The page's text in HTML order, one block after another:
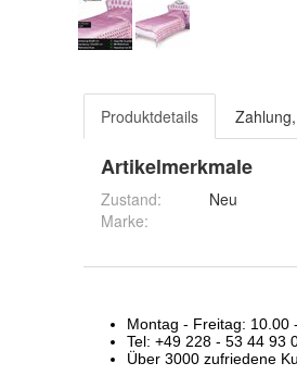
Produktdetails
Artikelmerkmale
Zustand:
Neu
Marke: